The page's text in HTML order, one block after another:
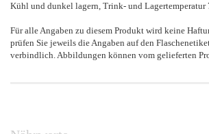
Kühl und dunkel lagern, Trink- und Lagertemperatur
Für alle Angaben zu diesem Produkt wird keine
prüfen Sie jeweils die Angaben auf den
verbindlich. Abbildungen können vom gelieferten